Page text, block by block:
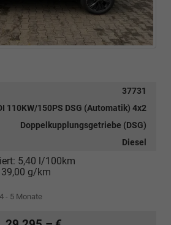
37731
110KW/150PS DSG (Automatik) 4x2
Doppelkupplungsgetriebe (DSG)
Diesel
5,40 l/100km
g/km
- 5 Monate